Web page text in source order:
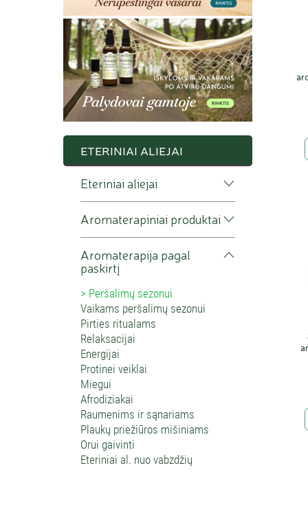
ETERINIAI ALIEJAI
Eteriniai aliejai
Aromaterapiniai produktai
Aromaterapija pagal
paskirtį
Peršalimų sezonui
Vaikams peršalimų sezonui
Pirties ritualams
Relaksacijai
Energijai
Protinei veiklai
Miegui
Afrodiziakai
Raumenims ir sąnariams
Plaukų priežiūros mišiniams
Orui gaivinti
Eteriniai al. nuo vabzdžių